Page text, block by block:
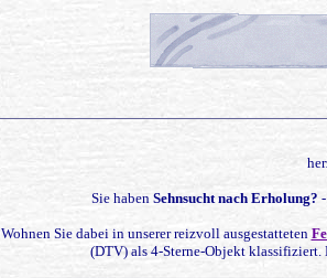
Sie haben Sehnsucht nach Erholung?
Wohnen Sie dabei in unserer reizvoll ausgestatteten
(DTV) als 4-Sterne-Objekt